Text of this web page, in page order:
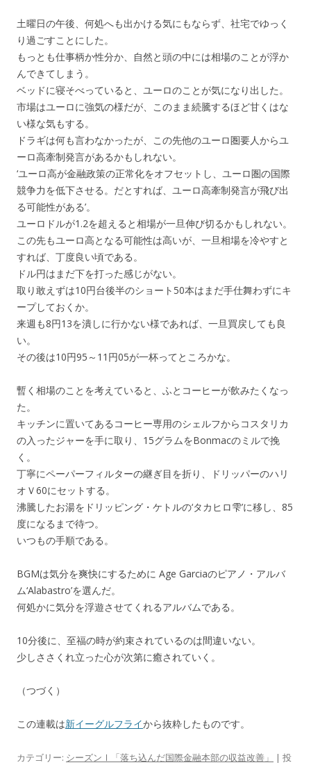
土曜日の午後、何処へも出かける気にもならず、社宅でゆっく
り過ごすことにした。
もっとも仕事柄か性分か、自然と頭の中には相場のことが浮か
んできてしまう。
ベッドに寝そべっていると、ユーロのことが気になり出した。
市場はユーロに強気の様だが、このまま続騰するほど甘くはな
い様な気もする。
ドラギは何も言わなかったが、この先他のユーロ圏要人からユ
ーロ高牽制発言があるかもしれない。
‘ユーロ高が金融政策の正常化をオフセットし、ユーロ圏の国際
競争力を低下させる。だとすれば、ユーロ高牽制発言が飛び出
る可能性がある’。
ユーロドルが1.2を超えると相場が一旦伸び切るかもしれない。
この先もユーロ高となる可能性は高いが、一旦相場を冷やすと
すれば、丁度良い頃である。
ドル円はまだ下を打った感じがない。
取り敢えずは10円台後半のショート50本はまだ手仕舞わずにキ
ープしておくか。
来週も8円13を潰しに行かない様であれば、一旦買戻しても良
い。
その後は10円95～11円05が一杯ってところかな。
暫く相場のことを考えていると、ふとコーヒーが飲みたくなっ
た。
キッチンに置いてあるコーヒー専用のシェルフからコスタリカ
の入ったジャーを手に取り、15グラムをBonmacのミルで挽
く。
丁寧にペーパーフィルターの継ぎ目を折り、ドリッパーのハリ
オＶ60にセットする。
沸騰したお湯をドリッピング・ケトルの‘タカヒロ雫’に移し、85
度になるまで待つ。
いつもの手順である。
BGMは気分を爽快にするために Age Garciaのピアノ・アルバ
ム‘Alabastro’を選んだ。
何処かに気分を浮遊させてくれるアルバムである。
10分後に、至福の時が約束されているのは間違いない。
少しささくれ立った心が次第に癒されていく。
（つづく）
この連載は新イーグルフライから抜粋したものです。
カテゴリー: シーズンⅠ「落ち込んだ国際金融本部の収益改善」
| 投